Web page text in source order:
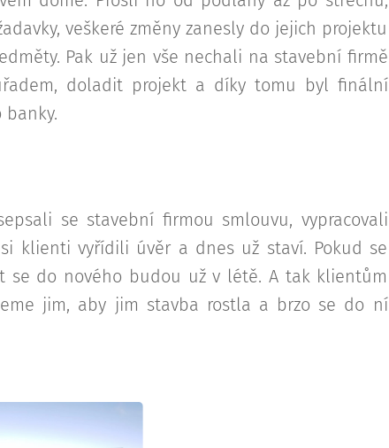
veškeré změny zanesly do jejich projektu
Pak už jen vše nechali na stavební firmě
doladit projekt a díky tomu byl finální
se stavební firmou smlouvu, vypracovali
klienti vyřídili úvěr a dnes už staví. Pokud se
se do nového budou už v létě. A tak klientům
jim, aby jim stavba rostla a brzo se do ní